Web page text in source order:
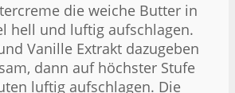
die weiche Butter in
hell und luftig aufschlagen.
Vanille Extrakt dazugeben
dann auf höchster Stufe
luftig aufschlagen. Die